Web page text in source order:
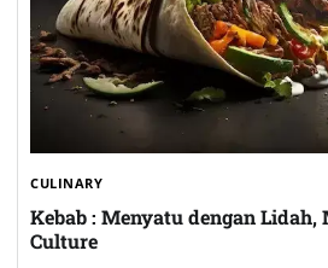
CULINARY
Kebab : Menyatu dengan
Culture